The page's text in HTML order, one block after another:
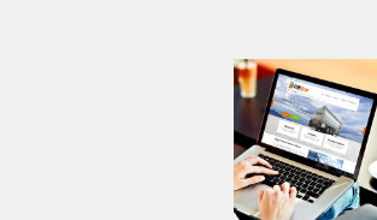
Nueva web CGN